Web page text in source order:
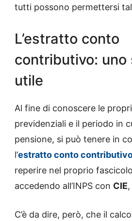
tutti possono permettersi
L’estratto conto
contributivo: uno
utile
Al fine di conoscere le
previdenziali e il periodo in
pensione, si può tenere in
l’estratto conto
reperire nel proprio
accedendo all’INPS con CIE,
C’è da dire, però, che il